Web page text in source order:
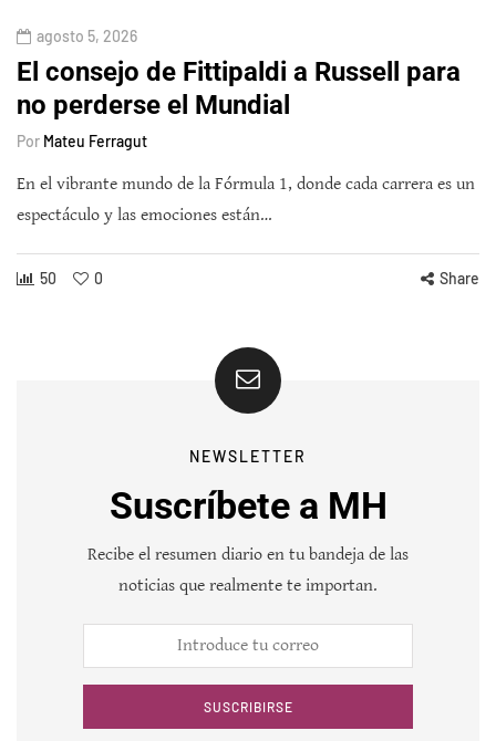
agosto 5, 2026
El consejo de Fittipaldi a Russell para
no perderse el Mundial
Por Mateu Ferragut
En el vibrante mundo de la Fórmula 1, donde cada carrera es un
espectáculo y las emociones están…
50 0 Share
NEWSLETTER
Suscríbete a MH
Recibe el resumen diario en tu bandeja de las
noticias que realmente te importan.
SUSCRIBIRSE